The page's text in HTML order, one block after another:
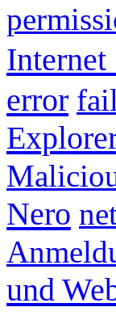
Internet
error
Nero
und